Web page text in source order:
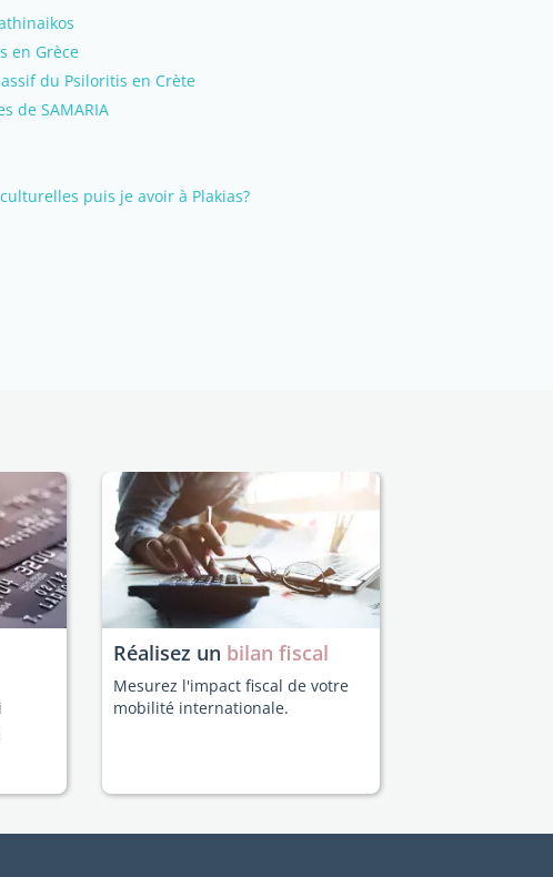
en Grèce
du Psiloritis en Crète
de SAMARIA
puis je avoir à Plakias?
Réalisez un bilan fiscal
Mesurez l'impact fiscal de votre
mobilité internationale.